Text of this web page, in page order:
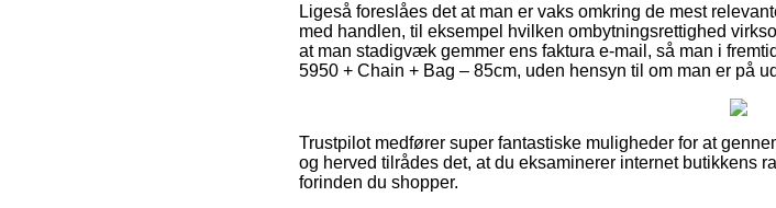
Ligeså foreslåes det at man er vaks omkring de mest
med handlen, til eksempel hvilken ombytningsrettighed
at man stadigvæk gemmer ens faktura e-mail, så man i
5950 + Chain + Bag – 85cm, uden hensyn til om man er på
Trustpilot medfører super fantastiske muligheder for at
og herved tilrådes det, at du eksaminerer internet butikkens
forinden du shopper.